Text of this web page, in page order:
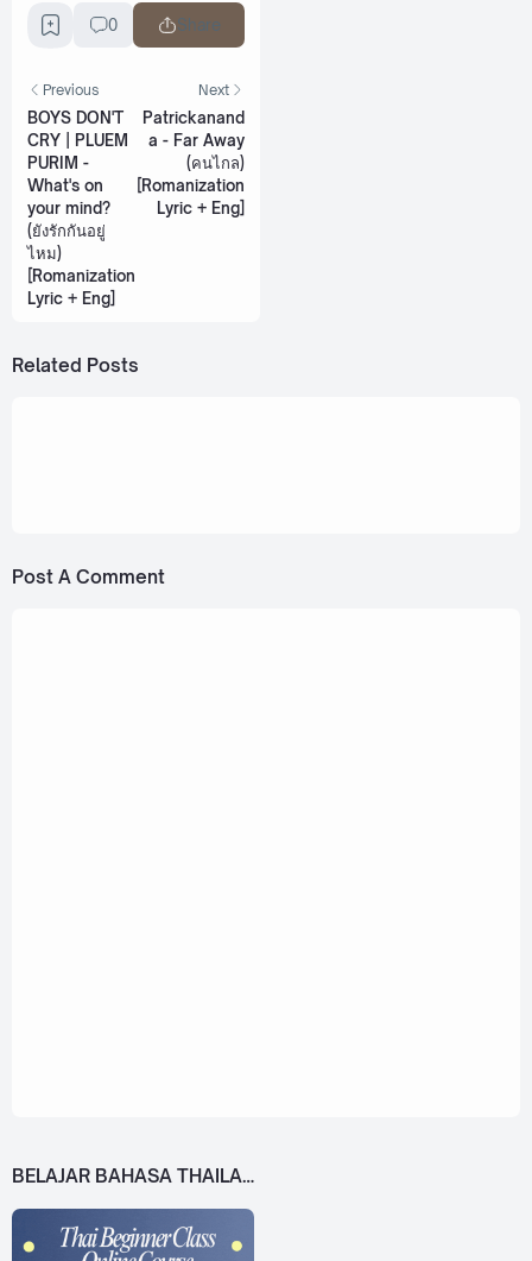
0 Share
Previous
BOYS DON'T
CRY | PLUEM
PURIM -
What's on
your mind?
(ยังรักกันอยู่
ไหม)
[Romanization
Lyric + Eng]
Next
Patrickanand
a - Far Away
(คนไกล)
[Romanization
Lyric + Eng]
Related Posts
Post A Comment
BELAJAR BAHASA THAILAND DARI 0!